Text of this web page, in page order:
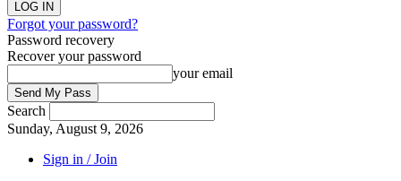
Forgot your password?
Password recovery
Recover your password
your email
Search
Sunday, August 9, 2026
Sign in / Join